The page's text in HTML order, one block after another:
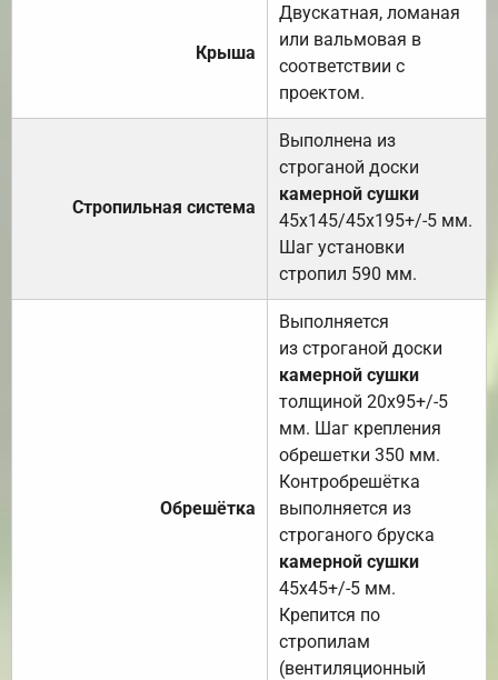
Крыша
Двускатная, ломаная
или вальмовая в
соответствии с
проектом.
Стропильная система
Выполнена из
строганой доски
камерной сушки
45х145/45х195+/-5 мм.
Шаг установки
стропил 590 мм.
Обрешётка
Выполняется
из строганой доски
камерной сушки
толщиной 20х95+/-5
мм. Шаг крепления
обрешетки 350 мм.
Контробрешётка
выполняется из
строганого бруска
камерной сушки
45х45+/-5 мм.
Крепится по
стропилам
(вентиляционный